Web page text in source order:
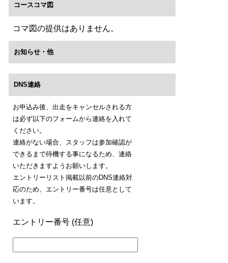
コースコマ図
コマ図の提供はありません。
お知らせ・他
DNS連絡
お申込み後、出走をキャンセルされる方
は必ず以下のフォームから連絡を入れて
ください。
連絡がない場合、スタッフは参加確認が
できるまで待機する事になるため、連絡
いただきますようお願いします。
エントリーリスト掲載以前のDNS連絡対
応のため、エントリー番号は任意として
います。
エントリー番号 (任意)